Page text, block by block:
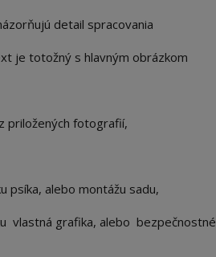
detail spracovania
je totožný s hlavným obrázkom
priložených fotografií,
psíka, alebo montážu sadu,
vlastná grafika, alebo bezpečnostné